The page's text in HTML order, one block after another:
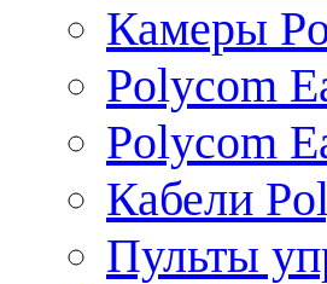
Камеры
Polycom
Polycom
Кабели
Пульты